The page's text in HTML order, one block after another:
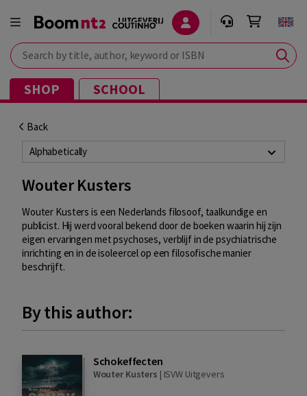
Search by title, author, keyword or ISBN
SHOP SCHOOL
Back
Alphabetically
Wouter Kusters
Wouter Kusters is een Nederlands filosoof, taalkundige en
publicist. Hij werd vooral bekend door de boeken waarin hij zijn
eigen ervaringen met psychoses, verblijf in de psychiatrische
inrichting en in de isoleercel op een filosofische manier
beschrijft.
By this author:
Schokeffecten
Wouter Kusters | ISVW Uitgevers